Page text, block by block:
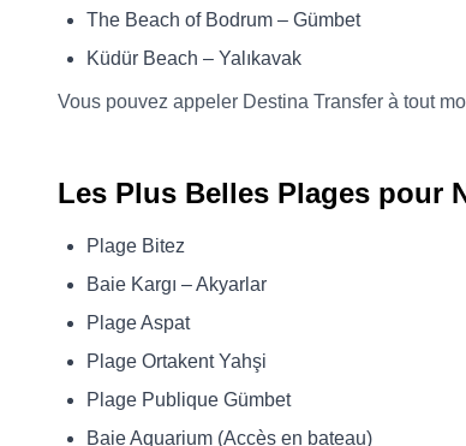
The Beach of Bodrum – Gümbet
Küdür Beach – Yalıkavak
Vous pouvez appeler Destina Transfer à tout
Les Plus Belles Plages pour
Plage Bitez
Baie Kargı – Akyarlar
Plage Aspat
Plage Ortakent Yahşi
Plage Publique Gümbet
Baie Aquarium (Accès en bateau)